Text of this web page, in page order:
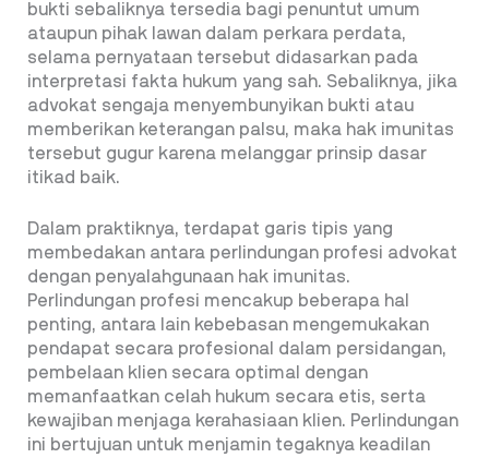
bukti sebaliknya tersedia bagi penuntut umum
ataupun pihak lawan dalam perkara perdata,
selama pernyataan tersebut didasarkan pada
interpretasi fakta hukum yang sah. Sebaliknya, jika
advokat sengaja menyembunyikan bukti atau
memberikan keterangan palsu, maka hak imunitas
tersebut gugur karena melanggar prinsip dasar
itikad baik.
Dalam praktiknya, terdapat garis tipis yang
membedakan antara perlindungan profesi advokat
dengan penyalahgunaan hak imunitas.
Perlindungan profesi mencakup beberapa hal
penting, antara lain kebebasan mengemukakan
pendapat secara profesional dalam persidangan,
pembelaan klien secara optimal dengan
memanfaatkan celah hukum secara etis, serta
kewajiban menjaga kerahasiaan klien. Perlindungan
ini bertujuan untuk menjamin tegaknya keadilan